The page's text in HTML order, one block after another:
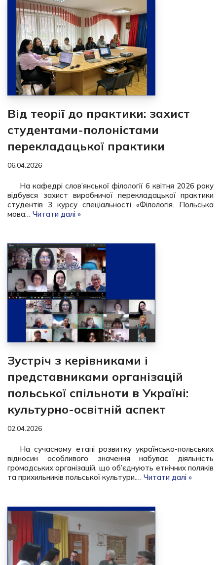
Від теорії до практики: захист
студентами-полоністами
перекладацької практики
06.04.2026
На кафедрі слов’янської філології 6 квітня 2026 року
відбувся захист виробничої перекладацької практики
студентів 3 курсу спеціальності «Філологія. Польська
мова… Читати далі »
Зустріч з керівниками і
представниками організацій
польської спільноти в Україні:
культурно-освітній аспект
02.04.2026
На сучасному етапі розвитку українсько-польських
відносин особливого значення набуває діяльність
громадських організацій, що об’єднують етнічних поляків
та прихильників польської культури.… Читати далі »